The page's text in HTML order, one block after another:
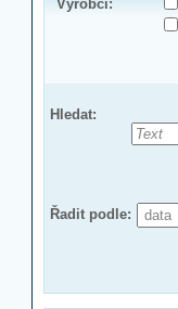
Výrobci:
Hledat:
Řadit podle: